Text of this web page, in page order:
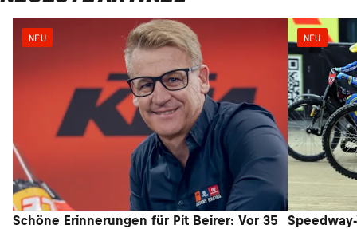
NEU
Schöne Erinnerungen für Pit Beirer: Vor 35
NEU